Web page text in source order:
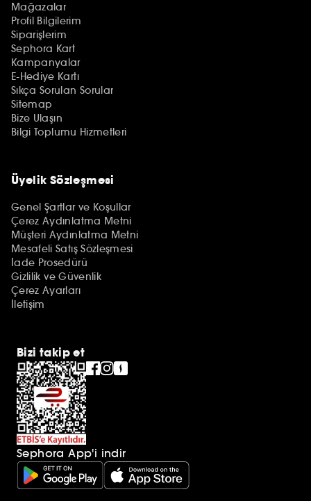
Mağazalar
Profil Bilgilerim
Siparişlerim
Sephora Kart
Kampanyalar
E-Hediye Kartı
Sıkça Sorulan Sorular
Sitemap
Bize Ulaşın
Bilgi Toplumu Hizmetleri
Üyelik Sözleşmesi
Genel Şartlar ve Koşullar
Çerez Aydınlatma Metni
Müşteri Aydınlatma Metni
Mesafeli Satış Sözleşmesi
İade Prosedürü
Gizlilik ve Güvenlik
Çerez Ayarları
İletişim
Bizi takip et
Sephora App'i indir